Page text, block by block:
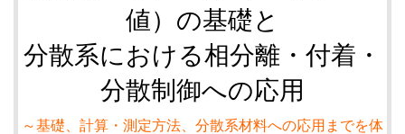
値）の基礎と
分散系における相分離・付着・
分散制御への応用
～基礎、計算・測定方法、分散系材料への応用までを体